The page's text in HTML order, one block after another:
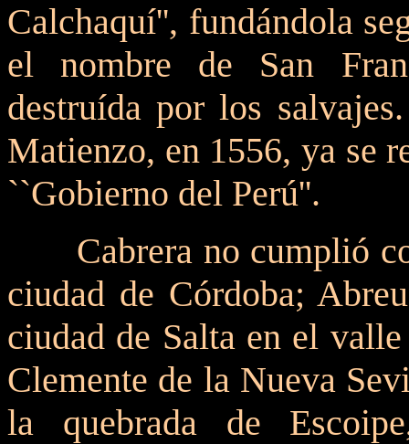
Calchaquí'', fundándola
el nombre de San
destruída por los
Matienzo, en 1556, ya se
``Gobierno del Perú''.
Cabrera no cumplió
ciudad de Córdoba;
ciudad de Salta en el
Clemente de la Nueva
la quebrada de